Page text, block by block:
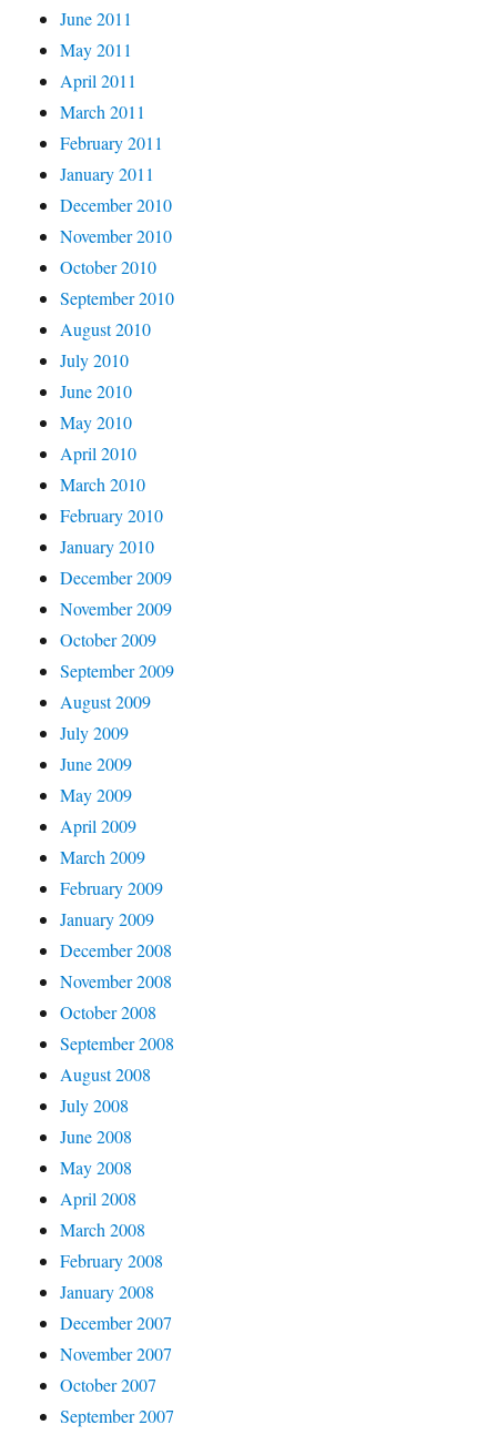
June 2011
May 2011
April 2011
March 2011
February 2011
January 2011
December 2010
November 2010
October 2010
September 2010
August 2010
July 2010
June 2010
May 2010
April 2010
March 2010
February 2010
January 2010
December 2009
November 2009
October 2009
September 2009
August 2009
July 2009
June 2009
May 2009
April 2009
March 2009
February 2009
January 2009
December 2008
November 2008
October 2008
September 2008
August 2008
July 2008
June 2008
May 2008
April 2008
March 2008
February 2008
January 2008
December 2007
November 2007
October 2007
September 2007